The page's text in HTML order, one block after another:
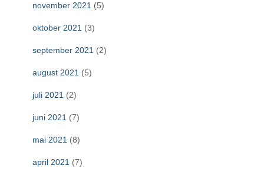
november 2021 (5)
oktober 2021 (3)
september 2021 (2)
august 2021 (5)
juli 2021 (2)
juni 2021 (7)
mai 2021 (8)
april 2021 (7)